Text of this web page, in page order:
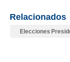
Relacionados
Elecciones